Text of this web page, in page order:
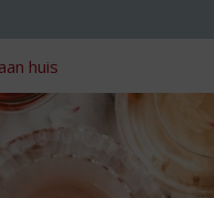
huis